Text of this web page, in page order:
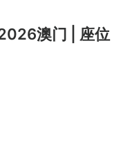
澳门 | 座位